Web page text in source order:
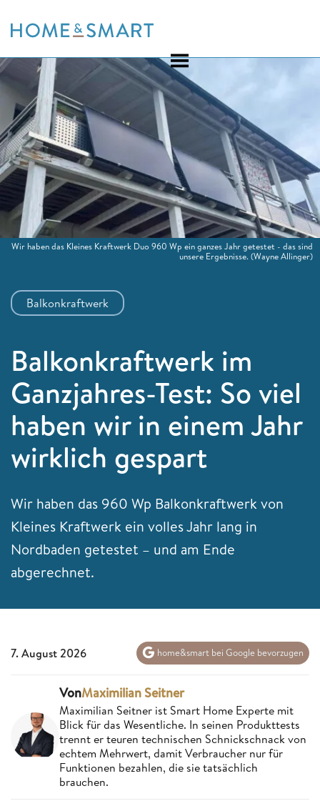
to
Balkonkraftwerk
Balkonkraftwerk im
Ganzjahres-Test: So viel
haben wir in einem Jahr
wirklich gespart
Wir haben das 960 Wp Balkonkraftwerk von
Kleines Kraftwerk ein volles Jahr lang in
Nordbaden getestet – und am Ende
abgerechnet.
Wir haben das Kleines Kraftwerk Duo 960 Wp ein ganzes Jahr getestet - das sind
unsere Ergebnisse.(Wayne Allinger)
7. August 2026 home&smart bei Google bevorzugen
VonMaximilian Seitner
Maximilian Seitner ist Smart Home Experte mit
Blick für das Wesentliche. In seinen Produkttests
trennt er teuren technischen Schnickschnack von
echtem Mehrwert, damit Verbraucher nur für
Funktionen bezahlen, die sie tatsächlich
brauchen.